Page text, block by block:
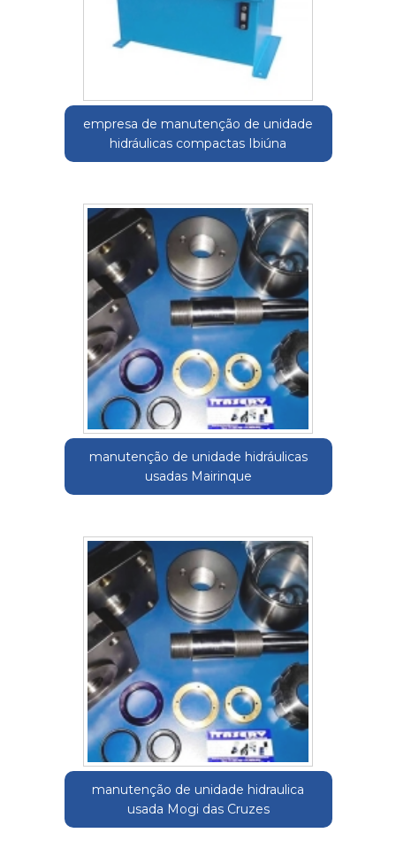
empresa de manutenção de unidade
hidráulicas compactas Ibiúna
manutenção de unidade hidráulicas
usadas Mairinque
manutenção de unidade hidraulica
usada Mogi das Cruzes